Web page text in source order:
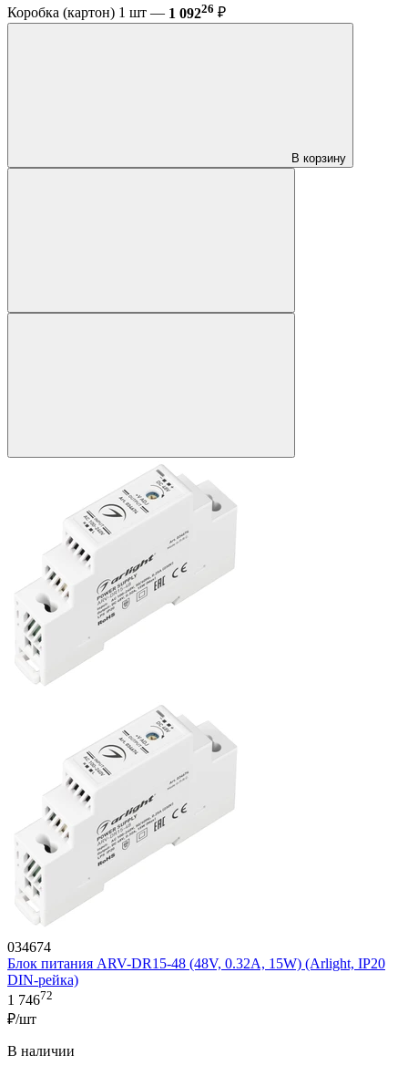
Коробка (картон) 1 шт — 1 09226 ₽
В корзину
034674
Блок питания ARV-DR15-48 (48V, 0.32A, 15W) (Arlight, IP20
DIN-рейка)
1 74672
₽/шт
В наличии